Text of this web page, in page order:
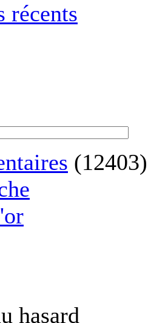
récents
(12403)
hasard